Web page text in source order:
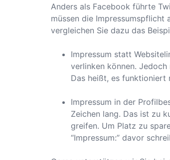
Anders als Facebook führte
müssen die
vergleichen Sie dazu das
Impressum statt
verlinken können. Jedoch
Das heißt, es funktioniert
Impressum in der
Zeichen lang. Das ist zu
greifen. Um Platz zu
“Impressum:” davor